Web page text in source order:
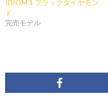
IDIOM 1 ブラックダイヤモン
ド
完売モデル